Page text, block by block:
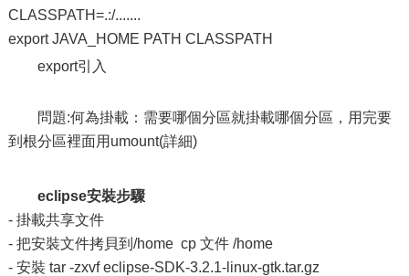
CLASSPATH=.:/.......
export JAVA_HOME PATH CLASSPATH
export引入
問題:何為掛載：需要哪個分區就掛載哪個分區，用完要
到根分區裡面用umount(詳細)
eclipse安裝步驟
- 掛載共享文件
- 把安裝文件拷貝到/home cp 文件 /home
- 安裝 tar ‐zxvf eclipse-SDK-3.2.1-linux-gtk.tar.gz